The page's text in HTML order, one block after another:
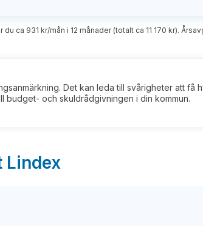
ca 931 kr/mån i 12 månader (totalt ca 11 170 kr).
Det kan leda till svårigheter att få
budget- och skuldrådgivningen i din kommun.
Lindex